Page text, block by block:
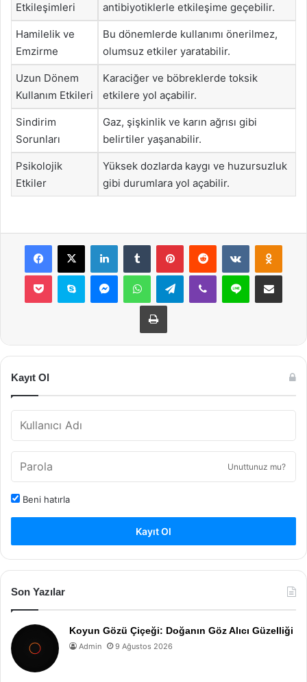
Etkileşimleri
antibiyotiklerle etkileşime geçebilir.
Hamilelik ve
Emzirme
Bu dönemlerde kullanımı önerilmez,
olumsuz etkiler yaratabilir.
Uzun Dönem
Kullanım Etkileri
Karaciğer ve böbreklerde toksik
etkilere yol açabilir.
Sindirim
Sorunları
Gaz, şişkinlik ve karın ağrısı gibi
belirtiler yaşanabilir.
Psikolojik
Etkiler
Yüksek dozlarda kaygı ve huzursuzluk
gibi durumlara yol açabilir.
Facebook
X LinkedInTumblr PinterestReddit VKontakte
Pocket Skype MessengerWhatsAppTelegramViber Line E-Posta ile
Yazdır
Kayıt Ol
Unuttunuz mu?
Beni hatırla
Kayıt Ol
Son Yazılar
Koyun Gözü Çiçeği: Doğanın Göz Alıcı Güzelliği
Admin 9 Ağustos 2026